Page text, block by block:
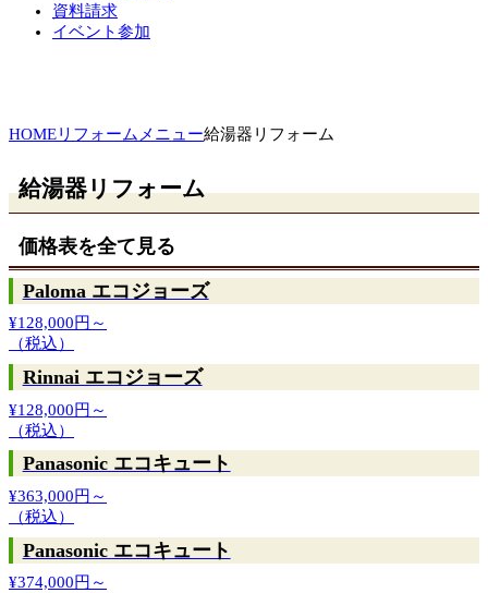
資料請求
イベント参加
HOMEリフォームメニュー給湯器リフォーム
給湯器リフォーム
価格表を全て見る
Paloma エコジョーズ
¥128,000円～
（税込）
Rinnai エコジョーズ
¥128,000円～
（税込）
Panasonic エコキュート
¥363,000円～
（税込）
Panasonic エコキュート
¥374,000円～